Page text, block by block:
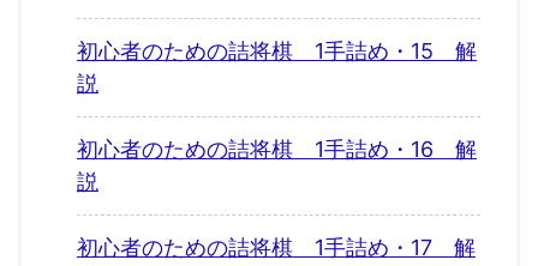
初心者のための詰将棋 1手詰め・15 解
説
初心者のための詰将棋 1手詰め・16 解
説
初心者のための詰将棋 1手詰め・17 解